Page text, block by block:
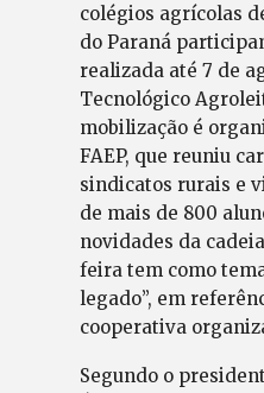
colégios agrícolas
do Paraná
realizada até 7 de
Tecnológico
mobilização é
FAEP, que reuniu
sindicatos rurais e
de mais de 800
novidades da
feira tem como
legado”, em
cooperativa
Segundo o